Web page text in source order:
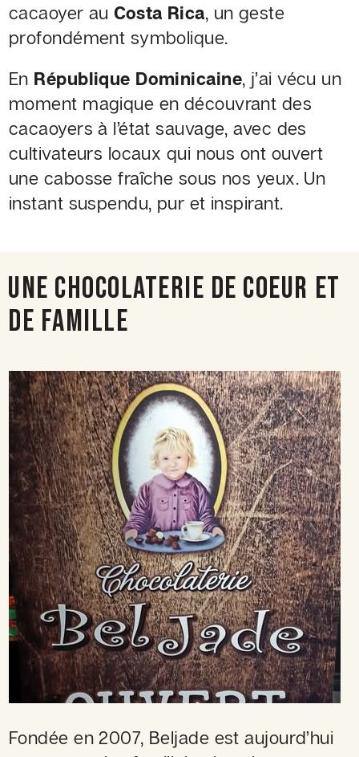
cacaoyer auCosta Rica, un geste
profondément symbolique.
En République Dominicaine, j’ai vécu un
moment magique en découvrant des
cacaoyers à l’état sauvage, avec des
cultivateurs locaux qui nous ont ouvert
une cabosse fraîche sous nos yeux. Un
instant suspendu, pur et inspirant.
UNE CHOCOLATERIE DE COEUR ET
DE FAMILLE
Fondée en 2007, Beljade estaujourd’hui